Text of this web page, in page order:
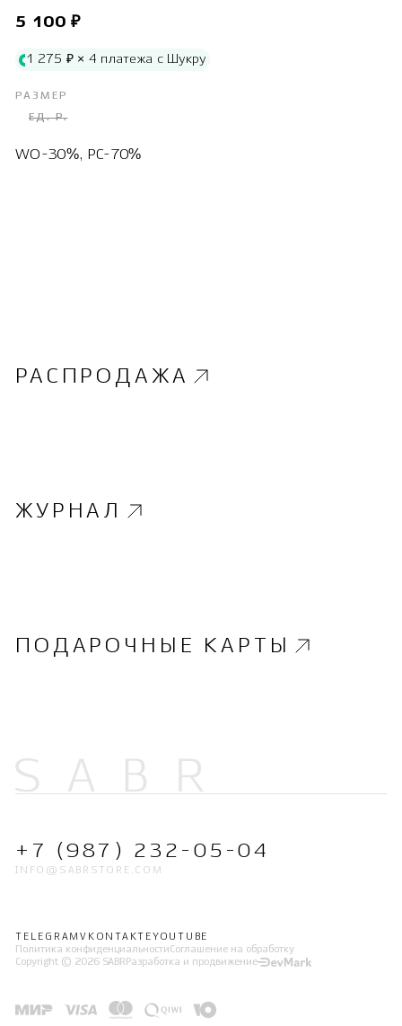
5 100 ₽
1 275 ₽ × 4 платежа с Шукру
РАЗМЕР
ЕД. Р.
WO-30%, PC-70%
РАСПРОДАЖА
ЖУРНАЛ
ПОДАРОЧНЫЕ КАРТЫ
+7 (987) 232-05-04
INFO@SABRSTORE.COM
TELEGRAMVKONTAKTE YOUTUBE
Политика конфиденциальности Соглашение на обработку
Copyright © 2026 SABR Разработка и продвижение